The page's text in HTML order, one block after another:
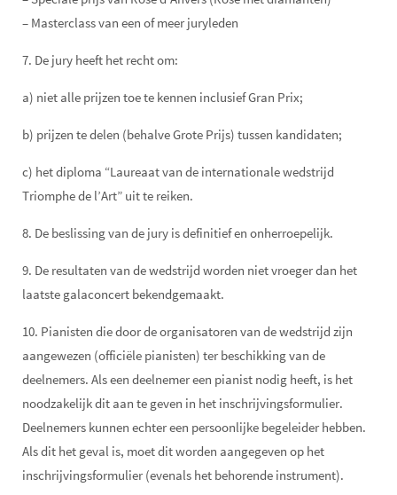
– Masterclass van een of meer juryleden
7. De jury heeft het recht om:
a) niet alle prijzen toe te kennen inclusief Gran Prix;
b) prijzen te delen (behalve Grote Prijs) tussen kandidaten;
c) het diploma “Laureaat van de internationale wedstrijd
Triomphe de l’Art” uit te reiken.
8. De beslissing van de jury is definitief en onherroepelijk.
9. De resultaten van de wedstrijd worden niet vroeger dan het
laatste galaconcert bekendgemaakt.
10. Pianisten die door de organisatoren van de wedstrijd zijn
aangewezen (officiële pianisten) ter beschikking van de
deelnemers. Als een deelnemer een pianist nodig heeft, is het
noodzakelijk dit aan te geven in het inschrijvingsformulier.
Deelnemers kunnen echter een persoonlijke begeleider hebben.
Als dit het geval is, moet dit worden aangegeven op het
inschrijvingsformulier (evenals het behorende instrument).